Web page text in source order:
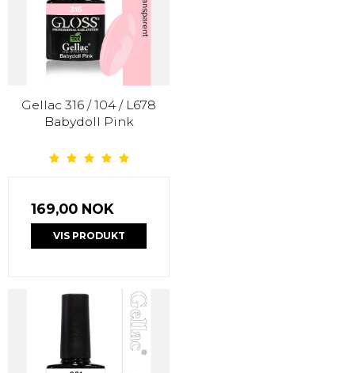
Gellac 316 / 104 / L678
Babydoll Pink
169,00 NOK
VIS PRODUKT